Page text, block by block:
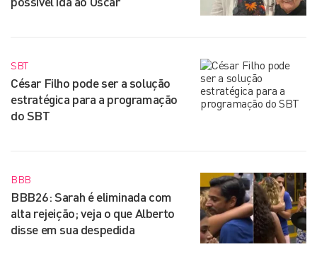
SBT
César Filho pode ser a solução
estratégica para a programação
do SBT
BBB
BBB26: Sarah é eliminada com
alta rejeição; veja o que Alberto
disse em sua despedida